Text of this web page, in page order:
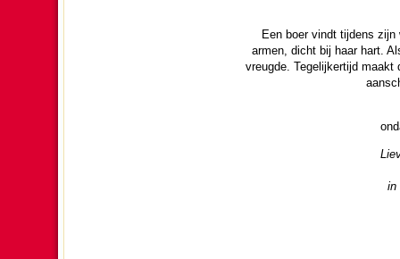
Een boer vindt tij­dens
armen, dicht bij haar hart.
vreugde. Tege­lijker­tijd maakt
in